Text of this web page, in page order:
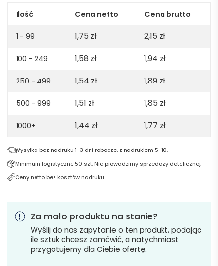
szary
Ilość Cena netto Cena brutto
1 - 99 1,75 zł 2,15 zł
100 - 249 1,58 zł 1,94 zł
250 - 499 1,54 zł 1,89 zł
500 - 999 1,51 zł 1,85 zł
1000+ 1,44 zł 1,77 zł
Wysyłka bez nadruku 1-3 dni robocze, z nadrukiem 5-10.
Minimum logistyczne 50 szt. Nie prowadzimy sprzedaży detalicznej.
Ceny netto bez kosztów nadruku.
Za mało produktu na stanie?
Wyślij do nas zapytanie o ten produkt, podając
ile sztuk chcesz zamówić, a natychmiast
przygotujemy dla Ciebie ofertę.